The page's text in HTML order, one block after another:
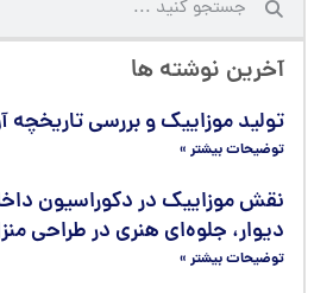
آخرین نوشته ها
تولید موزاییک و بررسی تاریخچه
توضیحات بیشتر »
نقش موزاییک در دکوراسیون
دیوار، جلوه‌ای هنری در طراحی
توضیحات بیشتر »